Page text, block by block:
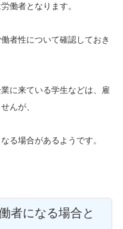
働者となります。
者性について確認しておき
に来ている学生などは、雇
んが、
る場合があるようです。
者になる場合と